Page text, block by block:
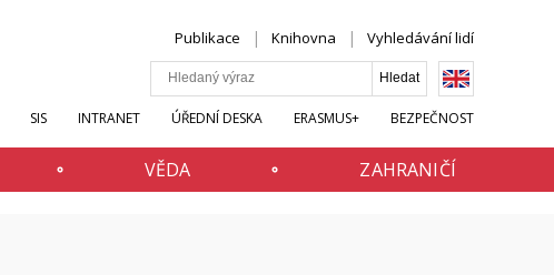
Publikace Knihovna Vyhledávání lidí
SIS INTRANET ÚŘEDNÍ DESKA ERASMUS+ BEZPEČNOST
VĚDA ZAHRANIČÍ